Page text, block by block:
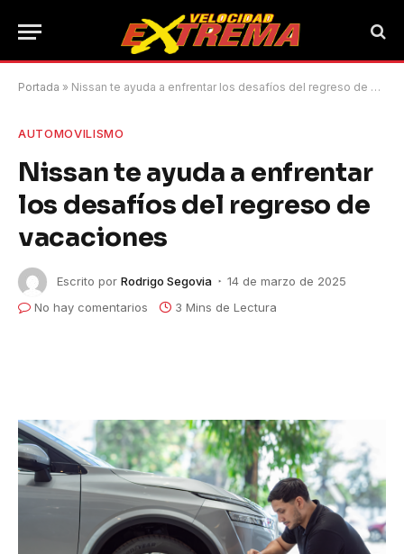
Portada » Nissan te ayuda a enfrentar los desafíos del regreso de vacaciones
AUTOMOVILISMO
Nissan te ayuda a enfrentar
los desafíos del regreso de
vacaciones
Escrito por Rodrigo Segovia
14 de marzo de 2025
No hay comentarios
3 Mins de Lectura